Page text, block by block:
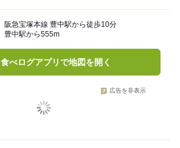
阪急宝塚本線 豊中駅から徒歩10分
豊中駅から555m
食べログアプリで地図を開く
広告を非表示